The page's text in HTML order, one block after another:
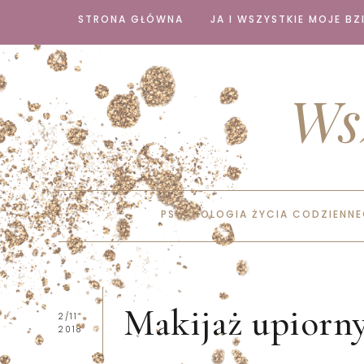
STRONA GŁÓWNA JA I WSZYSTKIE MOJE
PSYCHOLOGIA ŻYCIA
2/11
2018
Makijaż